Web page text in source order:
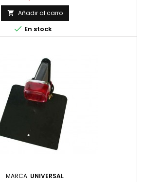
de matricula pequeña
 Añadir al carro
 En stock
MARCA: UNIVERSAL